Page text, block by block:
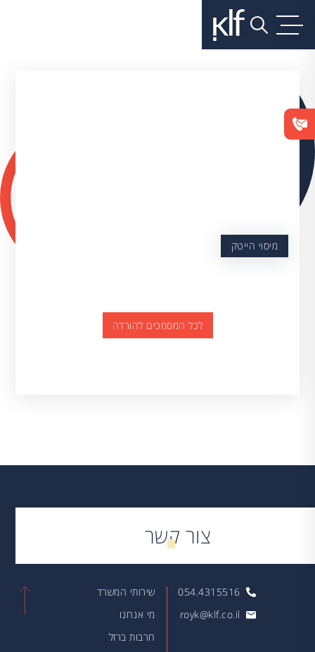
מיסוי הייטק
לכל המסמכים להורדה
צור קשר
054.4315516
royk@klf.co.il
שירותי המשרד
מי אנחנו
חרבות ברזל